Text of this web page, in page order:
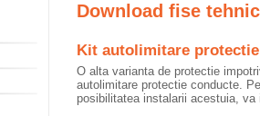
Download fise
Kit autolimitare
O alta varianta de protectie
autolimitare protectie conducte.
posibilitatea instalarii acestuia,